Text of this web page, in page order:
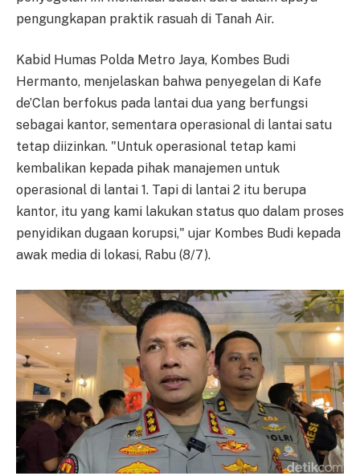
pengungkapan praktik rasuah di Tanah Air.
Kabid Humas Polda Metro Jaya, Kombes Budi
Hermanto, menjelaskan bahwa penyegelan di Kafe
de’Clan berfokus pada lantai dua yang berfungsi
sebagai kantor, sementara operasional di lantai satu
tetap diizinkan. "Untuk operasional tetap kami
kembalikan kepada pihak manajemen untuk
operasional di lantai 1. Tapi di lantai 2 itu berupa
kantor, itu yang kami lakukan status quo dalam proses
penyidikan dugaan korupsi," ujar Kombes Budi kepada
awak media di lokasi, Rabu (8/7).